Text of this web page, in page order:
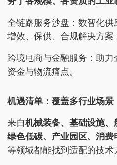
全链路服务沙盘：数智化供
增效、保供、合规解决方案
跨境电商与金融服务：助
资金与物流痛点。
机遇清单：覆盖多行业场景
来自机械装备、基础设施、
绿色低碳、产业园区、消
等领域都能找到适配的技术